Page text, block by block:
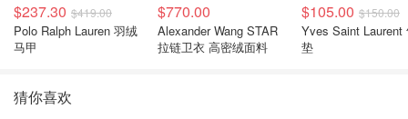
$237.30 $419.00
Polo Ralph Lauren 羽绒
马甲
$770.00
Alexander Wang STAR
拉链卫衣 高密绒面料
$105.00 $150.00
Yves Saint Laurent
垫
猜你喜欢